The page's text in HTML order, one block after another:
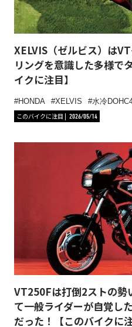
XELVIS（ゼルビス）は
リングを意識した多様で
イクに注目】
HONDA XELVIS
水冷
このバイクに注目
2026/05/14
VT250Fは打倒2ストの勢
て一般ライダーが自覚し
だった！【このバイクに注